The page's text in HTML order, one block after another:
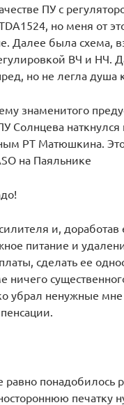
ПУ с
но меня от
Далее была схема,
ВЧ и
но не легла душа
знаменитого
Солнцева
РТ Матюшкина.
на Паяльнике
и,
питание и
сделать ее
убрал ненужные
равно понадобилось
печатку